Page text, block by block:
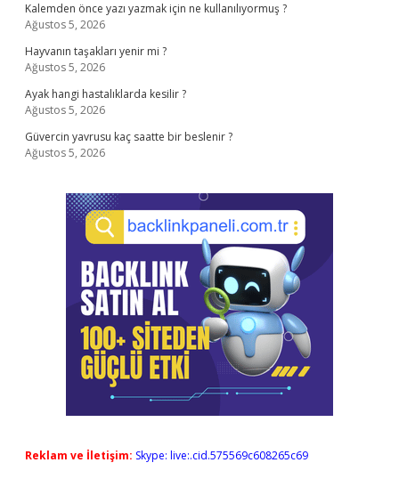
Kalemden önce yazı yazmak için ne kullanılıyormuş ?
Ağustos 5, 2026
Hayvanın taşakları yenir mi ?
Ağustos 5, 2026
Ayak hangi hastalıklarda kesilir ?
Ağustos 5, 2026
Güvercin yavrusu kaç saatte bir beslenir ?
Ağustos 5, 2026
Reklam ve İletişim: Skype: live:.cid.575569c608265c69